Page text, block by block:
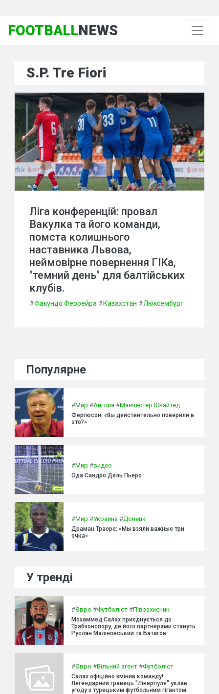
FOOTBALLNEWS
S.P. Tre Fiori
Ліга конференцій: провал
Вакулка та його команди,
помста колишнього
наставника Львова,
неймовірне повернення ГІКа,
"темний день" для балтійських
клубів.
#Факундо Феррейра #Казахстан #Люксембург
Популярне
#Мир #Англия #Манчестер Юнайтед
Фергюсон: «Вы действительно поверили в
это?»
#Мир #видео
Ода Сандро Дель Пьеро
#Мир #Украина #Донецк
Драман Траоре: «Мы взяли важные три
очка»
У тренді
#Євро #Футболіст #Півзахисник
Мохаммед Салах приєднується до
Трабзонспору, де його партнерами стануть
Руслан Маліновський та Батагов.
#Євро #Вільний агент #Футболіст
Салах офіційно змінив команду!
Легендарний гравець "Ліверпуля" уклав
угоду з турецьким футбольним гігантом.